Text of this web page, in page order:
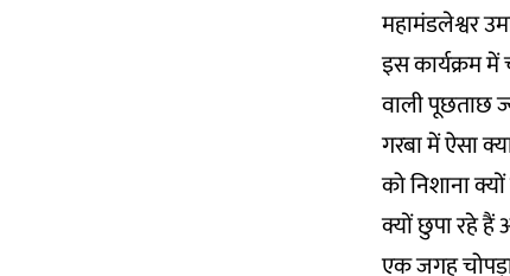
महामंडलेश्वर
इस कार्यक्रम
वाली पूछताछ
गरबा में ऐसा
को निशाना
क्यों छुपा रहे हैं
एक जगह